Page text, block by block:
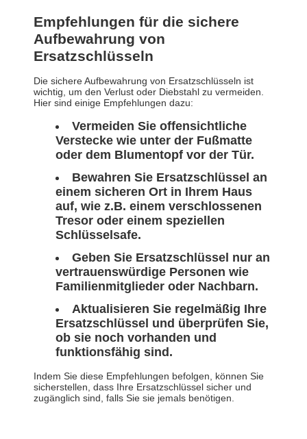
Empfehlungen für die sichere
Aufbewahrung von
Ersatzschlüsseln
Die sichere Aufbewahrung von Ersatzschlüsseln ist
wichtig, um den Verlust oder Diebstahl zu vermeiden.
Hier sind einige Empfehlungen dazu:
Vermeiden Sie offensichtliche
Verstecke wie unter der Fußmatte
oder dem Blumentopf vor der Tür.
Bewahren Sie Ersatzschlüssel an
einem sicheren Ort in Ihrem Haus
auf, wie z.B. einem verschlossenen
Tresor oder einem speziellen
Schlüsselsafe.
Geben Sie Ersatzschlüssel nur an
vertrauenswürdige Personen wie
Familienmitglieder oder Nachbarn.
Aktualisieren Sie regelmäßig Ihre
Ersatzschlüssel und überprüfen Sie,
ob sie noch vorhanden und
funktionsfähig sind.
Indem Sie diese Empfehlungen befolgen, können Sie
sicherstellen, dass Ihre Ersatzschlüssel sicher und
zugänglich sind, falls Sie sie jemals benötigen.